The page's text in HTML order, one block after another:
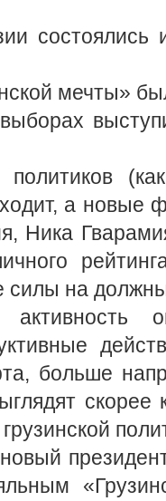
мечты»
а новые
Ника
силы на
активность
больше
скорее